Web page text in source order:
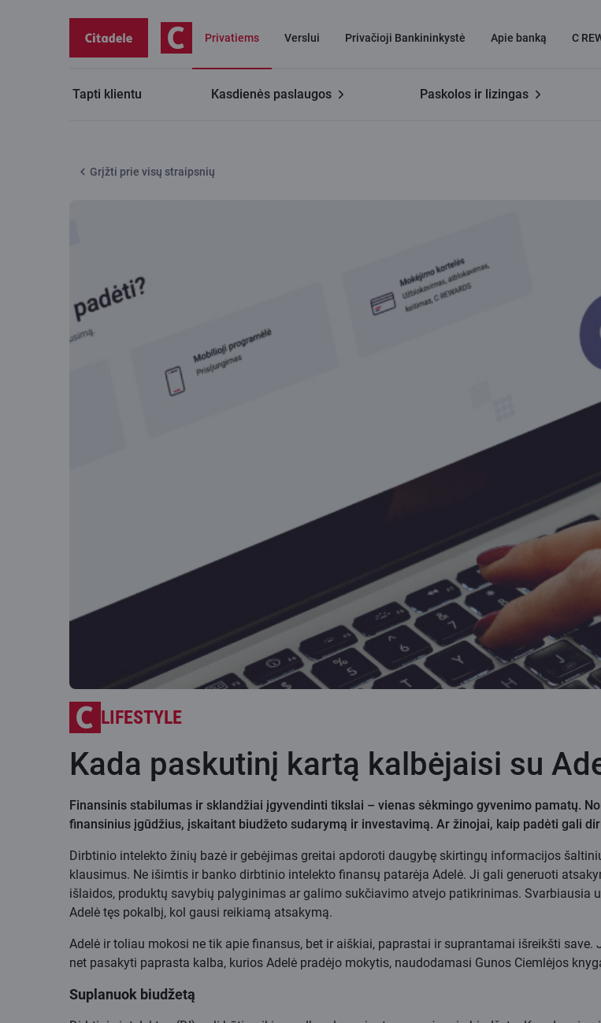
Privatiems Verslui Privačioji Bankininkystė Apie banką C
Tapti klientu Kasdienės paslaugos Paskolos ir lizingas
Grįžti prie visų straipsnių
LIFESTYLE
Kada paskutinį kartą kalbėjaisi su
Finansinis stabilumas ir sklandžiai įgyvendinti tikslai – vienas sėkmingo gyvenimo pamatų.
finansinius įgūdžius, įskaitant biudžeto sudarymą ir investavimą. Ar žinojai, kaip padėti gali
Dirbtinio intelekto žinių bazė ir gebėjimas greitai apdoroti daugybę skirtingų informacijos
klausimus. Ne išimtis ir banko dirbtinio intelekto finansų patarėja Adelė. Ji gali generuoti
išlaidos, produktų savybių palyginimas ar galimo sukčiavimo atvejo patikrinimas.
Adelė tęs pokalbį, kol gausi reikiamą atsakymą.
Adelė ir toliau mokosi ne tik apie finansus, bet ir aiškiai, paprastai ir suprantamai išreikšti
net pasakyti paprasta kalba, kurios Adelė pradėjo mokytis, naudodamasi Gunos Ciemlėjos
Suplanuok biudžetą